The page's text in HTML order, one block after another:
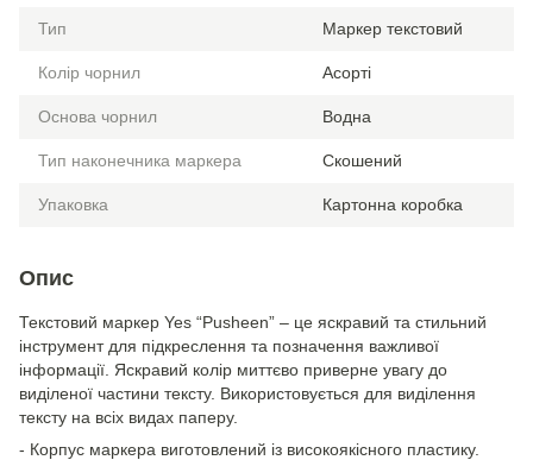
Тип Маркер текстовий
Колір чорнил Асорті
Основа чорнил Водна
Тип наконечника маркера Скошений
Упаковка Картонна коробка
Опис
Текстовий маркер Yes “Pusheen” – це яскравий та стильний
інструмент для підкреслення та позначення важливої
інформації. Яскравий колір миттєво приверне увагу до
виділеної частини тексту. Використовується для виділення
тексту на всіх видах паперу.
- Корпус маркера виготовлений із високоякісного пластику.